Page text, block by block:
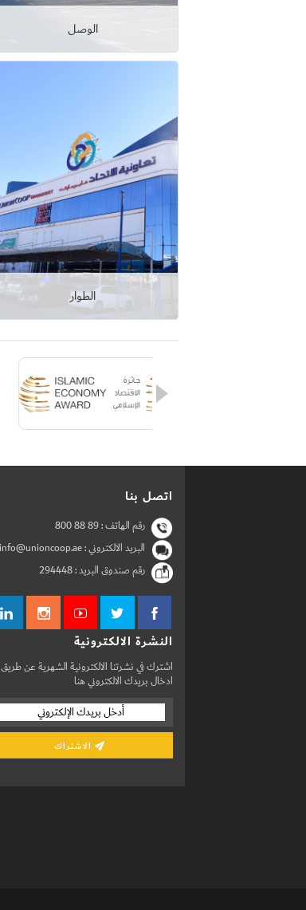
الوصل
عرض التفاصيل
الطوار
اتصل بنا
رقم الهاتف :800 88 89
البريد الالكتروني : info@unioncoop.ae
رقم صندوق البريد :294448
النشرة الالكترونية
اشترك في نشرتنا الالكترونية الشهرية عن طريق
ادخال بريدك الالكتروني هنا